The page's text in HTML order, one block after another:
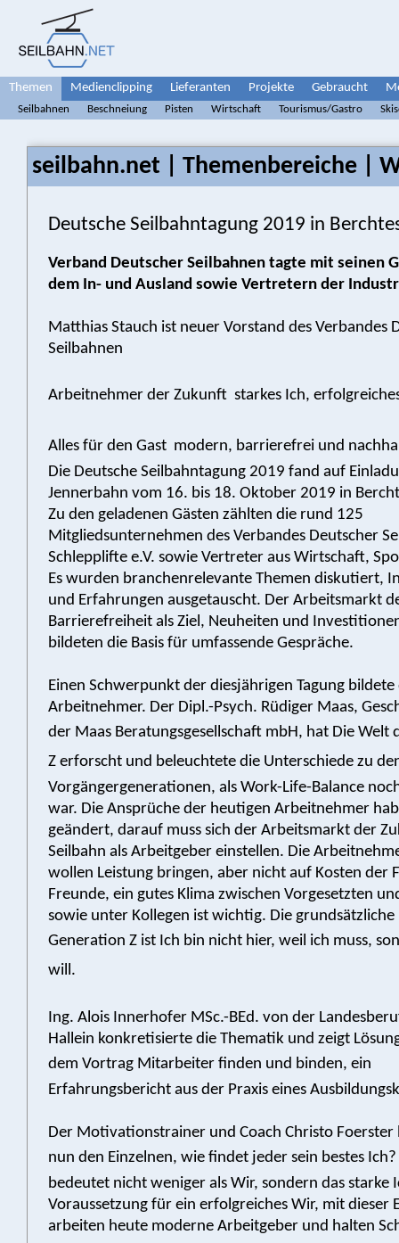
Themen Medienclipping Lieferanten Projekte Gebraucht
Seilbahnen Beschneiung Pisten Wirtschaft Tourismus/Gastro
seilbahn.net | Themenbereiche |
Deutsche Seilbahntagung 2019 in
Verband Deutscher Seilbahnen tagte mit seinen
dem In- und Ausland sowie Vertretern der
Matthias Stauch ist neuer Vorstand des Verbandes
Seilbahnen
Arbeitnehmer der Zukunft  starkes Ich,
Alles für den Gast  modern, barrierefrei und
Die Deutsche Seilbahntagung 2019 fand auf
Jennerbahn vom 16. bis 18. Oktober 2019 in
Zu den geladenen Gästen zählten die rund 125
Mitgliedsunternehmen des Verbandes Deutscher
Schlepplifte e.V. sowie Vertreter aus Wirtschaft,
Es wurden branchenrelevante Themen diskutiert,
und Erfahrungen ausgetauscht. Der Arbeitsmarkt
Barrierefreiheit als Ziel, Neuheiten und
bildeten die Basis für umfassende Gespräche.
Einen Schwerpunkt der diesjährigen Tagung
Arbeitnehmer. Der Dipl.-Psych. Rüdiger Maas,
der Maas Beratungsgesellschaft mbH, hat Die Welt
Z erforscht und beleuchtete die Unterschiede zu
Vorgängergenerationen, als Work-Life-Balance
war. Die Ansprüche der heutigen Arbeitnehmer
geändert, darauf muss sich der Arbeitsmarkt der
Seilbahn als Arbeitgeber einstellen. Die
wollen Leistung bringen, aber nicht auf Kosten der
Freunde, ein gutes Klima zwischen Vorgesetzten
sowie unter Kollegen ist wichtig. Die
Generation Z ist Ich bin nicht hier, weil ich muss,
will.
Ing. Alois Innerhofer MSc.-BEd. von der
Hallein konkretisierte die Thematik und zeigt
dem Vortrag Mitarbeiter finden und binden, ein
Erfahrungsbericht aus der Praxis eines
Der Motivationstrainer und Coach Christo Foerster
nun den Einzelnen, wie findet jeder sein bestes
bedeutet nicht weniger als Wir, sondern das starke
Voraussetzung für ein erfolgreiches Wir, mit dieser
arbeiten heute moderne Arbeitgeber und halten